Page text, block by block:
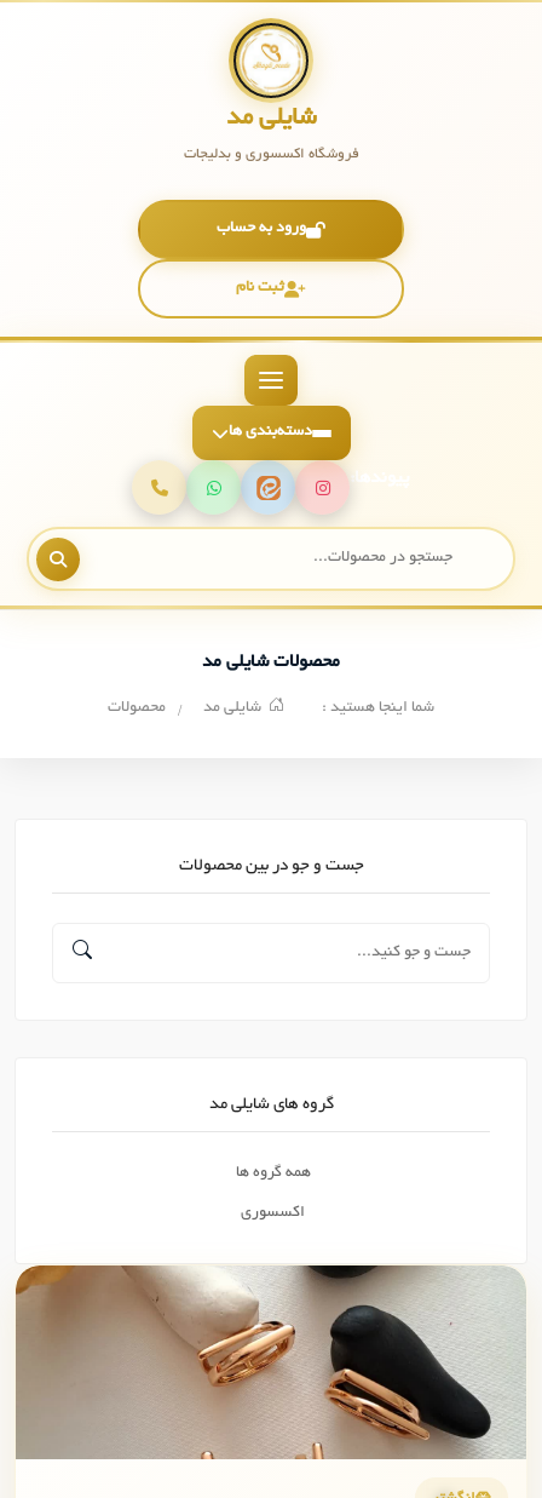
شایلی مد
فروشگاه اکسسوری و بدلیجات
ورود به حساب
ثبت نام
دسته‌بندی ها
محصولات شایلی مد
شما اینجا هستید : شایلی مد محصولات
جست و جو در بین محصولات
گروه های شایلی مد
همه گروه ها
اکسسوری